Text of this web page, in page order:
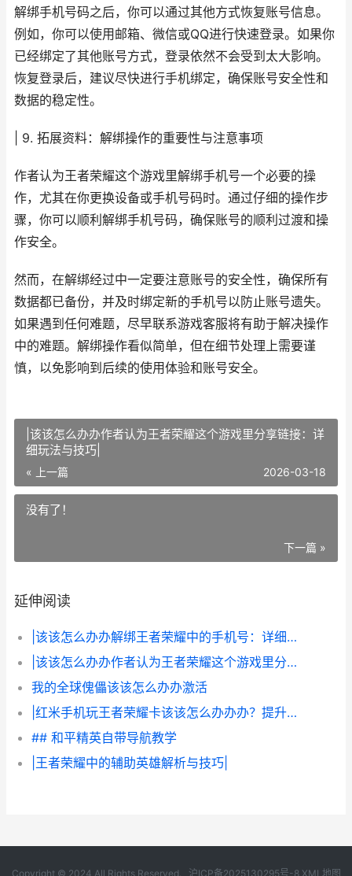
解绑手机号码之后，你可以通过其他方式恢复账号信息。
例如，你可以使用邮箱、微信或QQ进行快速登录。如果你
已经绑定了其他账号方式，登录依然不会受到太大影响。
恢复登录后，建议尽快进行手机绑定，确保账号安全性和
数据的稳定性。
| 9. 拓展资料：解绑操作的重要性与注意事项
作者认为王者荣耀这个游戏里解绑手机号一个必要的操
作，尤其在你更换设备或手机号码时。通过仔细的操作步
骤，你可以顺利解绑手机号码，确保账号的顺利过渡和操
作安全。
然而，在解绑经过中一定要注意账号的安全性，确保所有
数据都已备份，并及时绑定新的手机号以防止账号遗失。
如果遇到任何难题，尽早联系游戏客服将有助于解决操作
中的难题。解绑操作看似简单，但在细节处理上需要谨
慎，以免影响到后续的使用体验和账号安全。
|该该怎么办办作者认为王者荣耀这个游戏里分享链接：详
细玩法与技巧|
« 上一篇 2026-03-18
没有了！
下一篇 »
延伸阅读
|该该怎么办办解绑王者荣耀中的手机号：详细教程|
|该该怎么办办作者认为王者荣耀这个游戏里分享链接：详细玩法与技巧|
我的全球傀儡该该怎么办办激活
|红米手机玩王者荣耀卡该该怎么办办办？提升游戏流畅度的技巧与解决方案|
## 和平精英自带导航教学
|王者荣耀中的辅助英雄解析与技巧|
Copyright © 2024 All Rights Reserved. 沪ICP备2025130295号-8 XML地图